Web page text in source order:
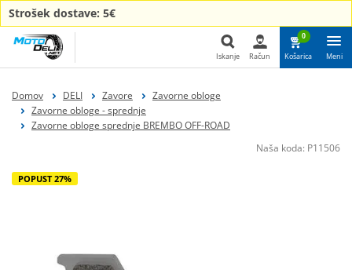
Strošek dostave: 5€
Iskanje Račun
0
Košarica Meni
Domov DELI Zavore
Zavorne obloge
Zavorne obloge - sprednje
Zavorne obloge sprednje BREMBO OFF-ROAD
Naša koda: P11506
POPUST 27%